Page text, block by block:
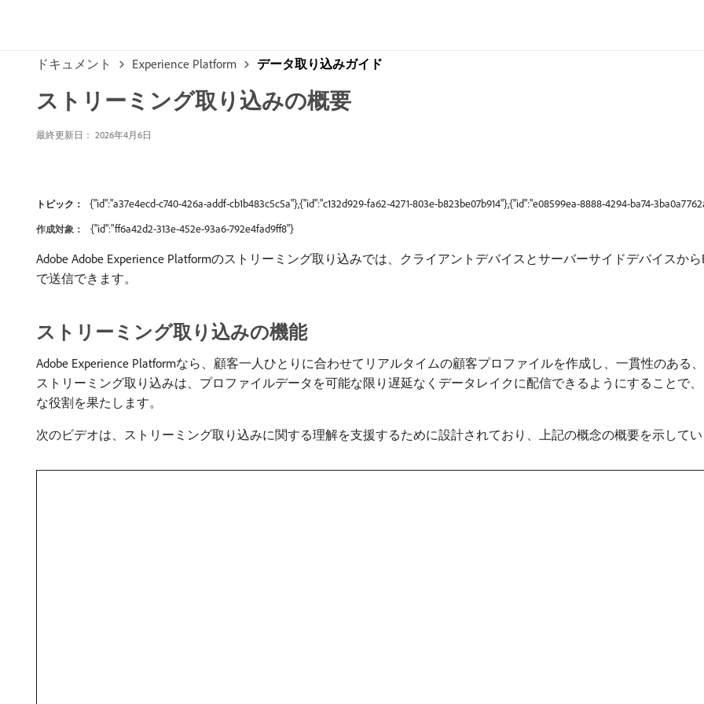
ドキュメント Experience Platform データ取り込みガイド
ストリーミング取り込みの概要
最終更新日： 2026年4月6日
トピック： {"id":"a37e4ecd-c740-426a-addf-cb1b483c5c5a"},{"id":"c132d929-fa62-4271-803e-b823be07b914"},{"id":"e08599ea-8888-4294-ba74-
作成対象： {"id":"ff6a42d2-313e-452e-93a6-792e4fad9ff8"}
Adobe Adobe Experience Platformのストリーミング取り込みでは、クライアントデバイスとサーバーサイドデバイスか
で送信できます。
ストリーミング取り込みの機能
Adobe Experience Platformなら、顧客一人ひとりに合わせてリアルタイムの顧客プロファイルを作成し、一貫性のある
ストリーミング取り込みは、プロファイルデータを可能な限り遅延なくデータレイクに配信できるようにすることで
な役割を果たします。
次のビデオは、ストリーミング取り込みに関する理解を支援するために設計されており、上記の概念の概要を示して